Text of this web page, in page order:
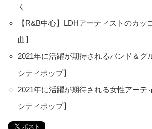
く
【R&B中心】LDHアーティストのカッ
曲】
2021年に活躍が期待されるバンド＆グ
シティポップ】
2021年に活躍が期待される女性アーテ
シティポップ】